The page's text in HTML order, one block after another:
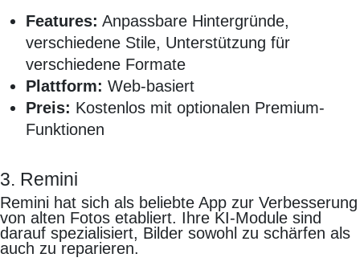
Features: Anpassbare Hintergründe,
verschiedene Stile, Unterstützung für
verschiedene Formate
Plattform: Web-basiert
Preis: Kostenlos mit optionalen Premium-
Funktionen
3. Remini
Remini hat sich als beliebte App zur Verbesserung
von alten Fotos etabliert. Ihre KI-Module sind
darauf spezialisiert, Bilder sowohl zu schärfen als
auch zu reparieren.